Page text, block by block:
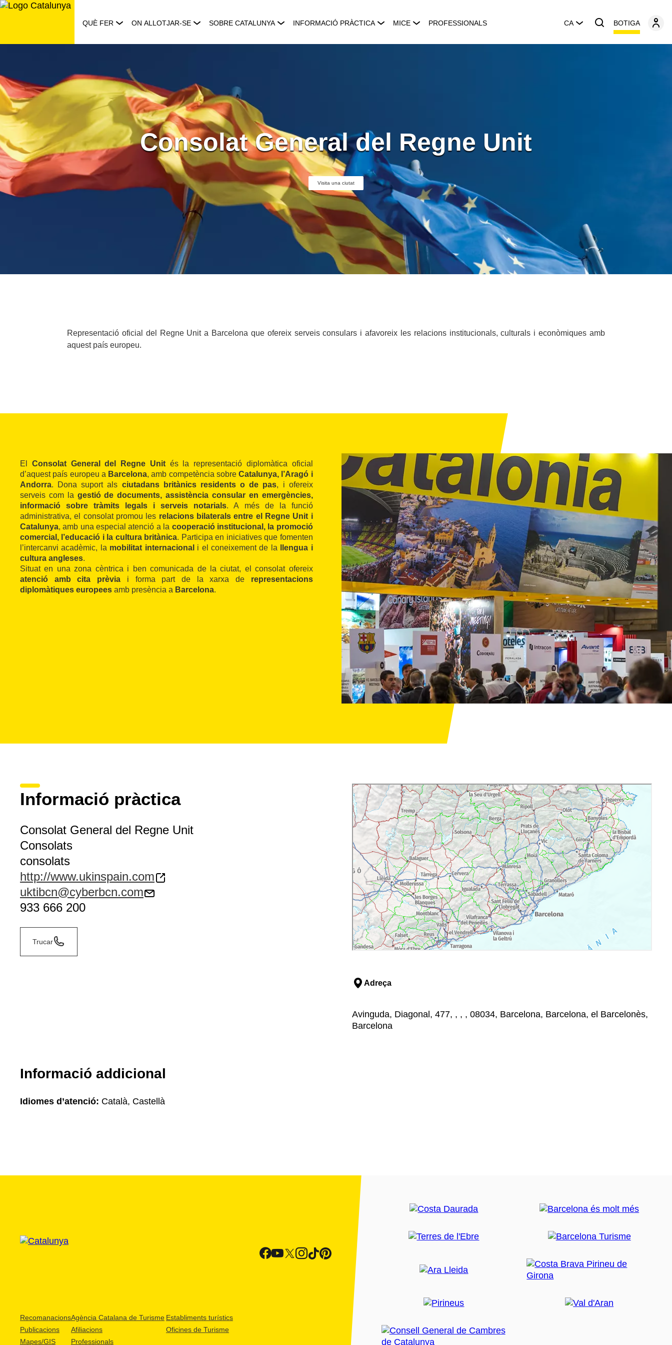
Saltar
QUÈ FER ON ALLOTJAR-SE SOBRE CATALUNYA INFORMACIÓ PRÀCTICA MICE PROFESSIONALS CA BOTIGA
Consolat General del Regne Unit
Visita una ciutat
Representació oficial del Regne Unit a Barcelona que ofereix serveis consulars i afavoreix les relacions institucionals, culturals i econòmiques amb
aquest país europeu.
El Consolat General del Regne Unit és la representació diplomàtica oficial
d’aquest país europeu a Barcelona, amb competència sobreCatalunya, l’Aragó i
Andorra. Dona suport als ciutadans britànics residents o de pas, i ofereix
serveis com la gestió de documents, assistència consular en emergències,
informació sobre tràmits legals i serveis notarials. A més de la funció
administrativa, el consolat promou les relacions bilaterals entre el Regne Unit i
Catalunya, amb una especial atenció a la cooperació institucional, la promoció
comercial, l’educació i la cultura britànica. Participa en iniciatives que fomenten
l’intercanvi acadèmic, la mobilitat internacional i el coneixement de la
llengua i
cultura angleses.
Situat en una zona cèntrica i ben comunicada de la ciutat, el consolat ofereix
atenció amb cita prèvia i forma part de la xarxa de representacions
diplomàtiques europees amb presència a Barcelona.
Informació pràctica
Consolat General del Regne Unit
Consolats
consolats
http://www.ukinspain.com
uktibcn@cyberbcn.com
933 666 200
Trucar
Adreça
Avinguda, Diagonal, 477, , , , 08034, Barcelona, Barcelona, el Barcelonès,
Barcelona
Informació addicional
Idiomes d’atenció: Català, Castellà
Recomanacions
Publicacions
Mapes/GIS
Agència Catalana de Turisme
Afiliacions
Professionals
Establiments turístics
Oficines de Turisme